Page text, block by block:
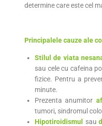
determine care este cel
Principalele cauze ale
Stilul de viata
sau cele cu cafeina
fizice. Pentru a
minute.
Prezenta anumitor
tumori, sindromul
Hipotiroidismul sau